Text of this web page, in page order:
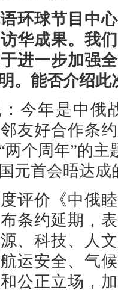
环球节目中
华成果。我
进一步加强
。能否介绍
今年是中俄
邻友好合作条
两个周年”的
元首会晤达
评价《中俄
条约延期，
、科技、人
运安全、气
公正立场，